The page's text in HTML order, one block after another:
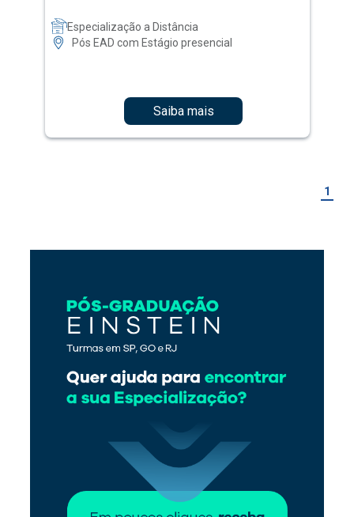
Especialização a Distância
Pós EAD com Estágio presencial
Saiba mais
1